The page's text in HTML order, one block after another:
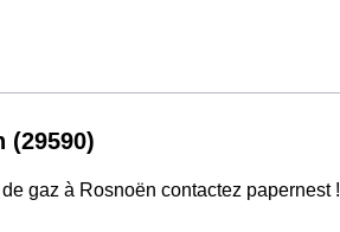
(29590)
gaz à Rosnoën contactez papernest !